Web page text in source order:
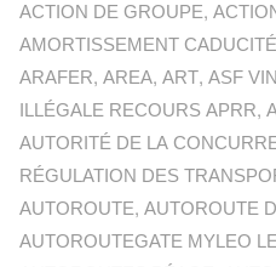
ACTION DE GROUPE,
AMORTISSEMENT
ARAFER,AREA,ART,ASF
ILLÉGALE RECOURS APRR,
AUTORITÉ DE LA
RÉGULATION DES
AUTOROUTE,AUTOROUTE
AUTOROUTEGATE MYLEO